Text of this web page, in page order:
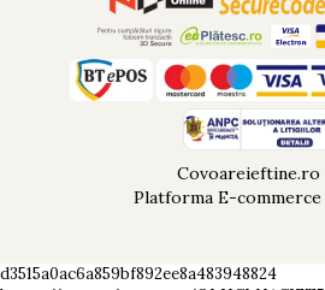
Covoareieftine.ro
Platforma E-commerce
d3515a0ac6a859bf892ee8a483948824